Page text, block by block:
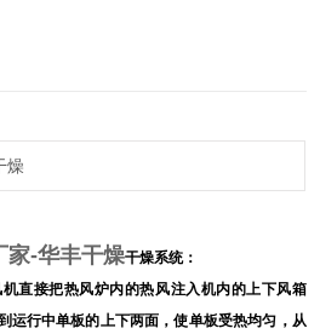
燥
家-华丰干燥干燥系统：
直接把热风炉内的热风注入机内的上下风箱
运行中单板的上下两面，使单板受热均匀，从